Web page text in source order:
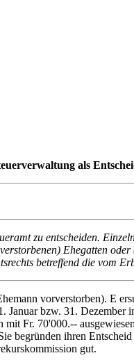
als
zu entscheiden.
Ehegatten
betreffend die vom
vorverstorben). E
bzw. 31. Dezember
Fr. 70'000.--
begründen ihren
gut.